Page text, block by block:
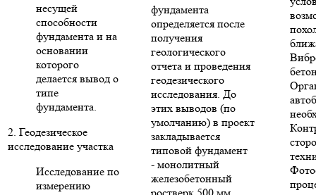
несущей
способности
фундамента и на
основании
которого
делается вывод о
типе
фундамента.
2. Геодезическое
исследование участка
Исследование по
измерению
фундамента
определяется после
получения
геологического
отчета и проведения
геодезического
исследования. До
этих выводов (по
умолчанию) в проект
закладывается
типовой фундамент
- монолитный
железобетонный